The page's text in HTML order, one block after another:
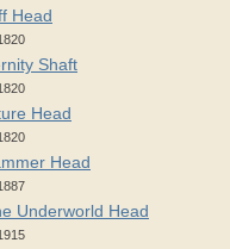
Head
Shaft
Head
Head
Underworld Head